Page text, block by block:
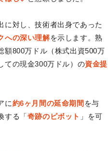
に対し、技術者出身であった
への深い理解を示します。熟
額800万ドル（株式出資500万
ての現金300万ドル）の資金提
に約6ヶ月間の延命期間 を与
する「奇跡のピボット 」を可